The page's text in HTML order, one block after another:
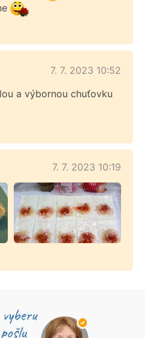
7. 7. 2023 10:52
a výbornou chuťovku
7. 7. 2023 10:19